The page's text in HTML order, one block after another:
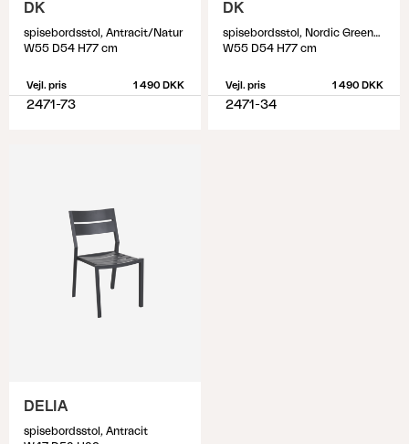
DK
spisebordsstol, Antracit/Natur
W55 D54 H77 cm
Vejl. pris 1 490 DKK
2471-73
DK
spisebordsstol, Nordic Green/Natur
W55 D54 H77 cm
Vejl. pris 1 490 DKK
2471-34
DELIA
spisebordsstol, Antracit